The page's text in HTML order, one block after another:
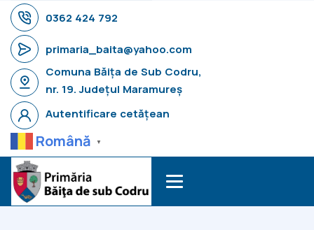
0362 424 792
primaria_baita@yahoo.com
Comuna Băița de Sub Codru,
nr. 19. Județul Maramureș
Autentificare cetățean
Română ▼